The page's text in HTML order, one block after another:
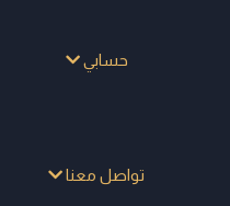
حسابي
تواصل معنا